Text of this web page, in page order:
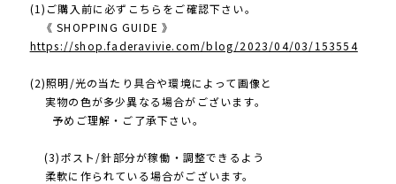
(1)ご購入前に必ずこちらをご確認下さい。
《 SHOPPING GUIDE 》
https://shop.faderavivie.com/blog/2023/04/03/153554
(2)照明/光の当たり具合や環境によって画像と
実物の色が多少異なる場合がございます。
予めご理解・ご了承下さい。
(3)ポスト/針部分が稼働・調整できるよう
柔軟に作られている場合がございます。